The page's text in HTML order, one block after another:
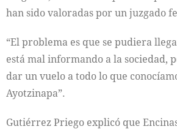
han sido valoradas por un juzgado
“El problema es que se pudiera
está mal informando a la sociedad,
dar un vuelo a todo lo que
Ayotzinapa”.
Gutiérrez Priego explicó que